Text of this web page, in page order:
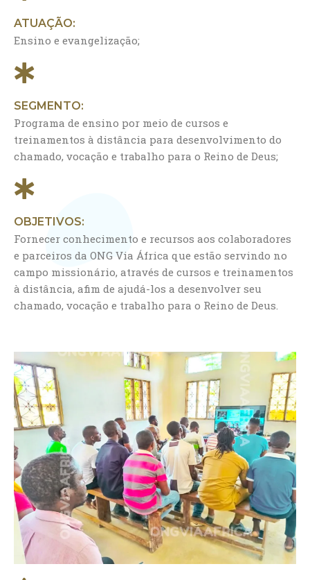
ATUAÇÃO:
Ensino e evangelização;
SEGMENTO:
Programa de ensino por meio de cursos e
treinamentos à distância para desenvolvimento do
chamado, vocação e trabalho para o Reino de Deus;
OBJETIVOS:
Fornecer conhecimento e recursos aos colaboradores
e parceiros da ONG Via África que estão servindo no
campo missionário, através de cursos e treinamentos
à distância, afim de ajudá-los a desenvolver seu
chamado, vocação e trabalho para o Reino de Deus.